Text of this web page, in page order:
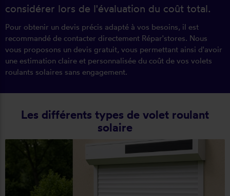
considérer lors de l'évaluation du coût total.
Pour obtenir un devis précis adapté à vos besoins, il est
recommandé de contacter directement Répar'stores. Nous
vous proposons un devis gratuit, vous permettant ainsi d'avoir
une estimation claire et personnalisée du coût de vos volets
roulants solaires sans engagement.
Les différents types de volet roulant
solaire